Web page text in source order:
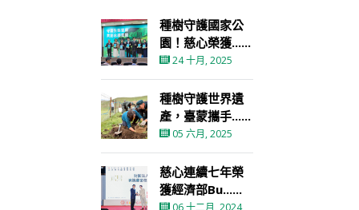
種樹守護國家公
園！慈心榮獲......
24 十月, 2025
種樹守護世界遺
產，臺蒙攜手......
05 六月, 2025
慈心連續七年榮
獲經濟部Bu......
06 十二月, 2024